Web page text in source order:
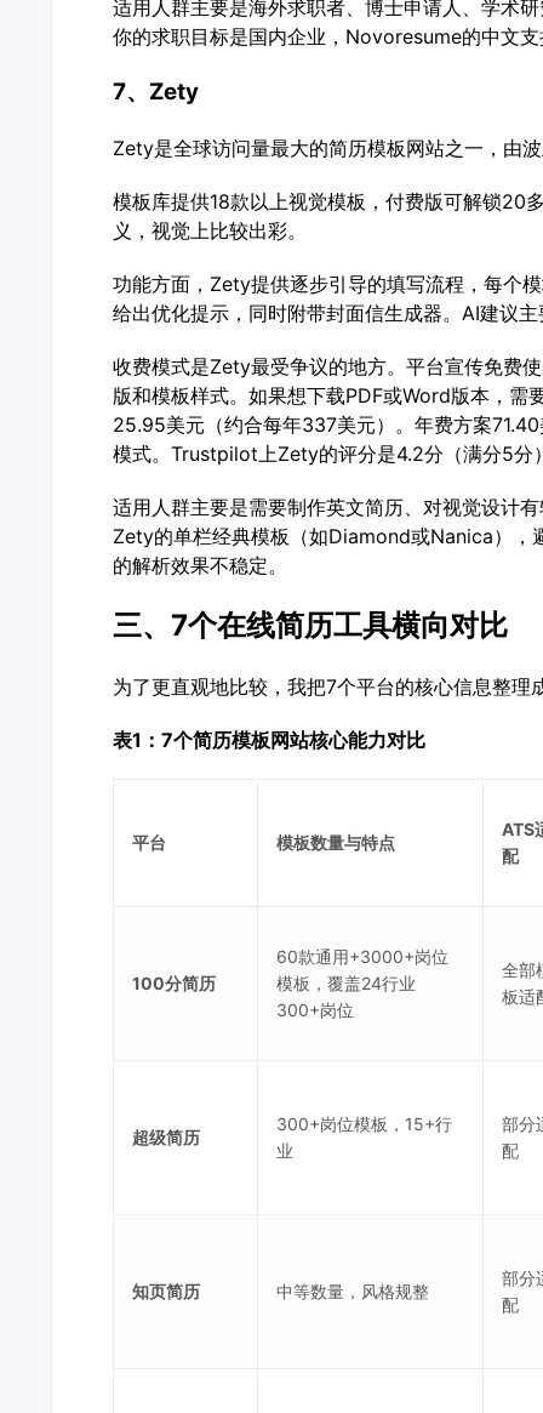
适用人群主要是海外求职者、博士申请人、学术
你的求职目标是国内企业，Novoresume的中文
7、Zety
Zety是全球访问量最大的简历模板网站之一，由
模板库提供18款以上视觉模板，付费版可解锁20
义，视觉上比较出彩。
功能方面，Zety提供逐步引导的填写流程，每个
给出优化提示，同时附带封面信生成器。AI建议
收费模式是Zety最受争议的地方。平台宣传免费
版和模板样式。如果想下载PDF或Word版本，需
25.95美元（约合每年337美元）。年费方案
模式。Trustpilot上Zety的评分是4.2分（满分5分
适用人群主要是需要制作英文简历、对视觉设计
Zety的单栏经典模板（如Diamond或Nanica），
的解析效果不稳定。
三、7个在线简历工具横向对比
为了更直观地比较，我把7个平台的核心信息整理
表1：7个简历模板网站核心能力对比
平台 模板数量与特点
ATS
配
100分简历
60款通用+3000+岗位
模板，覆盖24行业
300+岗位
全部
板适
超级简历
300+岗位模板，15+行
业
部分
配
知页简历 中等数量，风格规整
部分
配